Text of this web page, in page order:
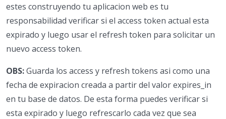
estes construyendo tu aplicacion web es tu
responsabilidad verificar si el access token actual esta
expirado y luego usar el refresh token para solicitar un
nuevo access token.
OBS:Guarda los access y refresh tokens asi como una
fecha de expiracion creada a partir del valor expires_in
en tu base de datos. De esta forma puedes verificar si
esta expirado y luego refrescarlo cada vez que sea